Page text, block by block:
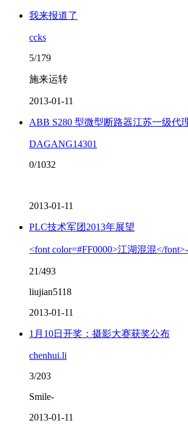
我来报道了
ccks
5/179
施来运转
2013-01-11
ABB S280 型微型断路器江苏一级代
DAGANG14301
0/1032
2013-01-11
PLC技术军团2013年展望
<font color=#FF0000>江湖混混</
21/493
liujian5118
2013-01-11
1月10日开奖：摄影大赛获奖公布
chenhui.li
3/203
Smile-
2013-01-11